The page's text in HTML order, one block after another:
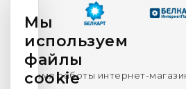
Время работы интернет-
Мы
используем
файлы
cookie